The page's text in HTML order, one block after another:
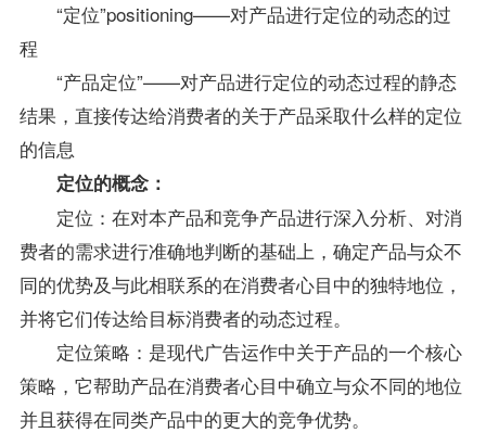
“定位”positioning——对产品进行定位的动态的过
程
“产品定位”——对产品进行定位的动态过程的静态
结果，直接传达给消费者的关于产品采取什么样的定位
的信息
定位的概念：
定位：在对本产品和竞争产品进行深入分析、对消
费者的需求进行准确地判断的基础上，确定产品与众不
同的优势及与此相联系的在消费者心目中的独特地位，
并将它们传达给目标消费者的动态过程。
定位策略：是现代广告运作中关于产品的一个核心
策略，它帮助产品在消费者心目中确立与众不同的地位
并且获得在同类产品中的更大的竞争优势。